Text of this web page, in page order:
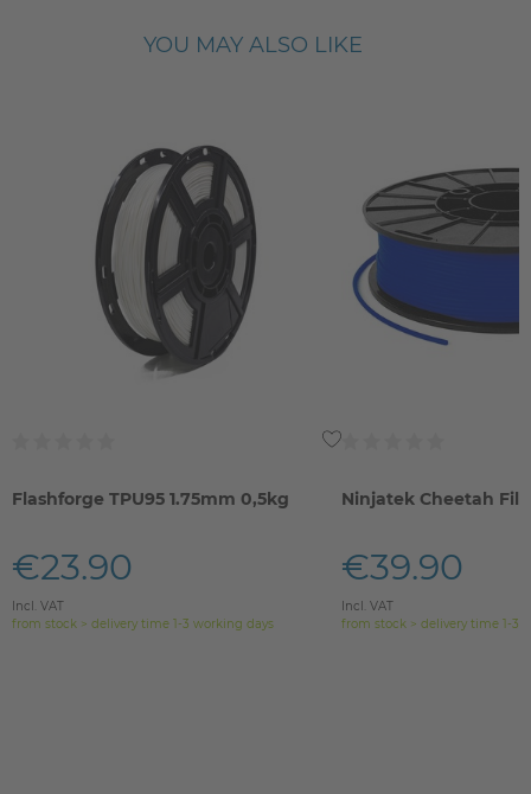
YOU MAY ALSO LIKE
Flashforge TPU95 1.75mm 0,5kg
€23.90
Incl. VAT
from stock > delivery time 1-3 working days
Ninjatek Cheetah
€39.90
Incl. VAT
from stock > delivery time 1-3